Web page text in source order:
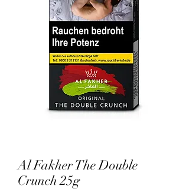
Al Fakher The Double
Crunch 25g